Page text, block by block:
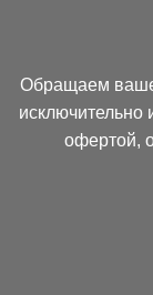
Обращаем ваше
исключительно
офертой,